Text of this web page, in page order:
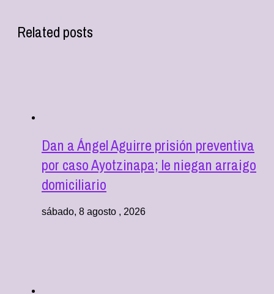
Related posts
Dan a Ángel Aguirre prisión preventiva
por caso Ayotzinapa; le niegan arraigo
domiciliario
sábado, 8 agosto , 2026